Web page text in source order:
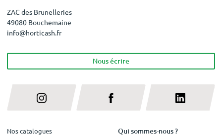
ZAC des Brunelleries
49080 Bouchemaine
info@horticash.fr
Nous écrire
Nos catalogues
Qui sommes-nous ?